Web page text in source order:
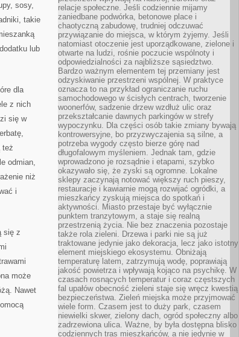
sosy,
takie
lub
dla
z nich
się w
też
odmian,
niż
i
się z
może
Nawet
relacje społeczne. Jeśli codziennie mijamy
zaniedbane podwórka, betonowe place i
chaotyczną zabudowę, trudniej odczuwać
przywiązanie do miejsca, w którym żyjemy. Jeśli
natomiast otoczenie jest uporządkowane, zielone i
otwarte na ludzi, rośnie poczucie wspólnoty i
odpowiedzialności za najbliższe sąsiedztwo.
Bardzo ważnym elementem tej przemiany jest
odzyskiwanie przestrzeni wspólnej. W praktyce
oznacza to na przykład ograniczanie ruchu
samochodowego w ścisłych centrach, tworzenie
woonerfów, sadzenie drzew wzdłuż ulic oraz
przekształcanie dawnych parkingów w strefy
wypoczynku. Dla części osób takie zmiany bywają
kontrowersyjne, bo przyzwyczajenia są silne, a
potrzeba wygody często bierze górę nad
długofalowym myśleniem. Jednak tam, gdzie
wprowadzono je rozsądnie i etapami, szybko
okazywało się, że zyski są ogromne. Lokalne
sklepy zaczynają notować większy ruch pieszy,
restauracje i kawiarnie mogą rozwijać ogródki, a
mieszkańcy zyskują miejsca do spotkań i
aktywności. Miasto przestaje być wyłącznie
punktem tranzytowym, a staje się realną
przestrzenią życia. Nie bez znaczenia pozostaje
także rola zieleni. Drzewa i parki nie są już
traktowane jedynie jako dekoracja, lecz jako istotny
element miejskiego ekosystemu. Obniżają
temperaturę latem, zatrzymują wodę, poprawiają
jakość powietrza i wpływają kojąco na psychikę. W
czasach rosnących temperatur i coraz częstszych
fal upałów obecność zieleni staje się wręcz kwestią
bezpieczeństwa. Zieleń miejska może przyjmować
wiele form. Czasem jest to duży park, czasem
niewielki skwer, zielony dach, ogród społeczny albo
zadrzewiona ulica. Ważne, by była dostępna blisko
codziennych tras mieszkańców, a nie jedynie w